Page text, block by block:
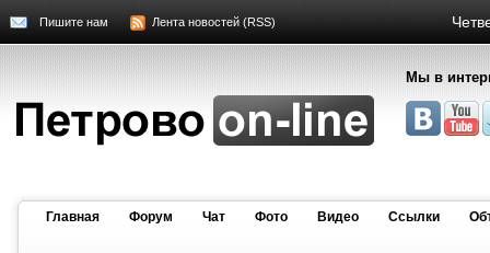
Пишите нам Лента новостей (RSS)
Мы в
Главная Форум Чат Фото Видео Cсылки